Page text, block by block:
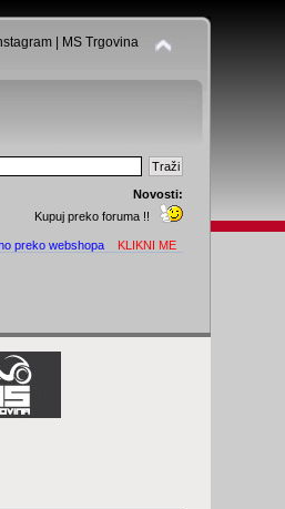
| MS Trgovina
Novosti:
Kupuj preko foruma !!
preko webshopa KLIKNI ME